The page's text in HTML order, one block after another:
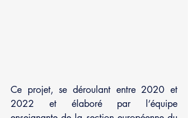
Ce projet, se déroulant entre 2020 et
2022 et élaboré par l’équipe